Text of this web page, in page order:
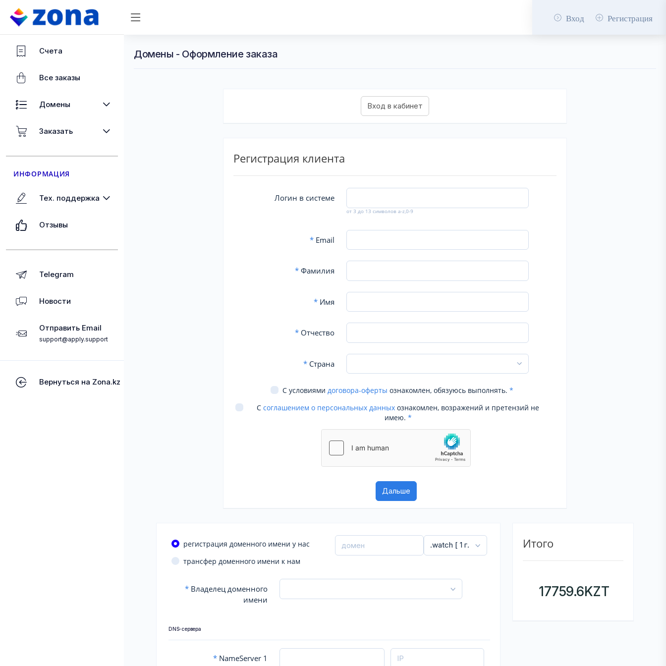
Вход Регистрация
Счета
Все заказы
Домены
Заказать
ИНФОРМАЦИЯ
Тех. поддержка
Отзывы
Telegram
Новости
Отправить Email
support@apply.support
Вернуться на Zona.kz
Домены - Оформление заказа
Регистрация клиента
Логин в системе
от 3 до 13 символов a-z,0-9
*Email
*Фамилия
*Имя
*Отчество
*Страна
С условиями договора-оферты ознакомлен, обязуюсь выполнять. *
С соглашением о персональных данных ознакомлен, возражений и претензий не
имею. *
регистрация доменного имени у нас
трансфер доменного имени к нам
* Владелец доменного
имени
DNS-сервера
* NameServer 1
Итого
17759.6KZT